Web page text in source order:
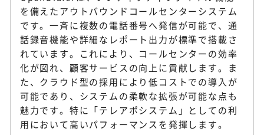
を備えたアウトバウンドコールセンターシステム
です。一斉に複数の電話番号へ発信が可能で、通
話録音機能や詳細なレポート出力が標準で搭載さ
れています。これにより、コールセンターの効率
化が図れ、顧客サービスの向上に貢献します。ま
た、クラウド型の採用により低コストでの導入が
可能であり、システムの柔軟な拡張が可能な点も
魅力です。特に「テレアポシステム」としての利
用において高いパフォーマンスを発揮します。